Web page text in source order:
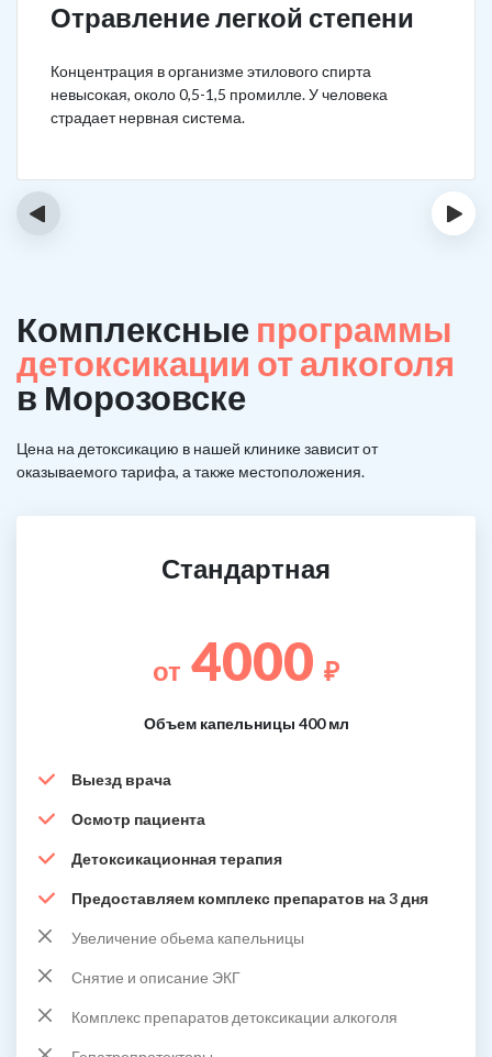
Отравление легкой степени
Концентрация в организме этилового спирта
невысокая, около 0,5-1,5 промилле. У человека
страдает нервная система.
‹ ›
Комплексные программы
детоксикации от алкоголя
в Морозовске
Цена на детоксикацию в нашей клинике зависит от
оказываемого тарифа, а также местоположения.
Стандартная
от 4000 ₽
Объем капельницы 400 мл
Выезд врача
Осмотр пациента
Детоксикационная терапия
Предоставляем комплекс препаратов на 3 дня
Увеличение обьема капельницы
Снятие и описание ЭКГ
Комплекс препаратов детоксикации алкоголя